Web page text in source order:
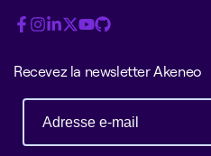
Recevez la newsletter Akeneo